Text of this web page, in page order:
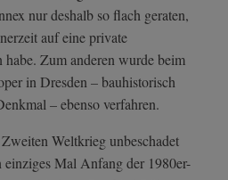
nur deshalb so flach geraten,
auf eine private
habe. Zum anderen wurde beim
in Dresden –bauhistorisch
–ebenso verfahren.
Weltkrieg unbeschadet
einziges Mal Anfang der 1980er-